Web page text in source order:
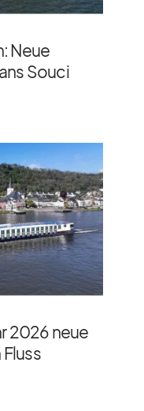
Neue
Souci
2026 neue